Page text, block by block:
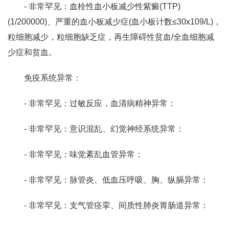
- 非常罕见：血栓性血小板减少性紫癜(TTP)
(1/200000)、严重的血小板减少症(血小板计数≤30x109/L)，
粒细胞减少，粒细胞缺乏症，再生障碍性贫血/全血细胞减
少症和贫血。
免疫系统异常：
- 非常罕见：过敏反应，血清病精神异常：
- 非常罕见：意识混乱、幻觉神经系统异常：
- 非常罕见：味觉紊乱血管异常：
- 非常罕见：脉管炎、低血压呼吸、胸、纵膈异常：
- 非常罕见：支气管痉挛、间质性肺炎胃肠道异常：